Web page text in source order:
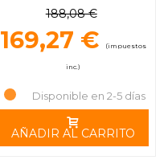
MOOSE RACING
188,08 €
169,27 € (impuestos
inc.)
Disponible en 2-5 días
AÑADIR AL CARRITO